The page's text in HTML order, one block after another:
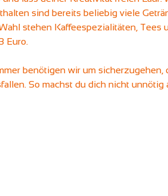
sind bereits beliebig viele
stehen Kaffeespezialitäten, Tees
Euro.
benötigen wir um sicherzugehen,
So machst du dich nicht unnötig